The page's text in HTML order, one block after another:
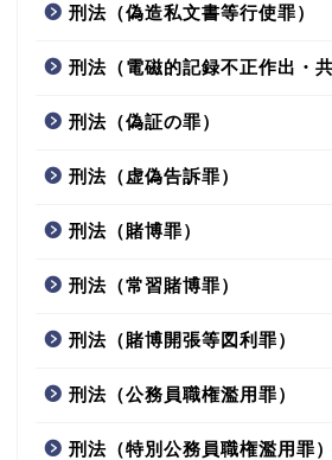
刑法（偽造私文書等行使罪）
刑法（電磁的記録不正作出・共
刑法（偽証の罪）
刑法（虚偽告訴罪）
刑法（賭博罪）
刑法（常習賭博罪）
刑法（賭博開張等図利罪）
刑法（公務員職権濫用罪）
刑法（特別公務員職権濫用罪）